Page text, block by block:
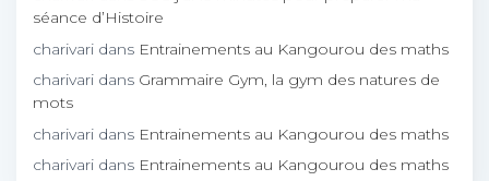
séance d’Histoire
charivari dans Entrainements au Kangourou des maths
charivari dans Grammaire Gym, la gym des natures de
mots
charivari dans Entrainements au Kangourou des maths
charivari dans Entrainements au Kangourou des maths